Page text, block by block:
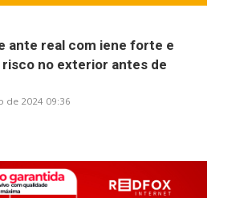
ante real com iene forte e
risco no exterior antes de
de 2024 09:36